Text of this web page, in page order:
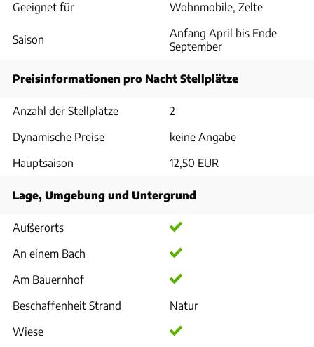
Geeignet für
Wohnmobile, Zelte
Saison
Anfang April bis Ende
September
Preisinformationen pro Nacht Stellplätze
Anzahl der Stellplätze
2
Dynamische Preise
keine Angabe
Hauptsaison
12,50 EUR
Lage, Umgebung und Untergrund
Außerorts
An einem Bach
Am Bauernhof
Beschaffenheit Strand
Natur
Wiese